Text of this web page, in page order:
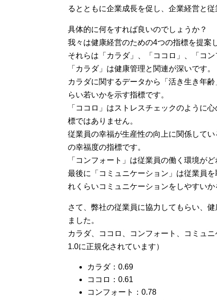
るとともに企業成長を促し、企業経営と
具体的に何をすれば良いのでしょうか？
我々は健康経営のための4つの指標を提案
それらは「カラダ」、「ココロ」、「コ
「カラダ」は健康管理と関連が深いです。
カラダに関するデータから「活き生き年
らい若いかを示す指標です。
「ココロ」はストレスチェックのように
標ではありません。
従業員の幸福が生産性の向上に関係して
の幸福度の指標です。
「コンフォート」は従業員の働く環境が
最後に「コミュニケーション」は従業員
れくらいコミュニケーションをしやすい
さて、弊社の従業員に協力してもらい、
ました。
カラダ、ココロ、コンフォート、コミュ
1.0に正規化されています）
カラダ：0.69
ココロ：0.61
コンフォート：0.78